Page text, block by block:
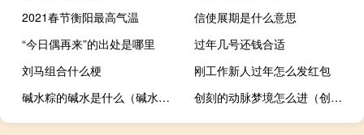
2021春节衡阳最高气温
信使展期是什么意思
“今日偶再来”的出处是哪里
过年几号还钱合适
刘马组合什么梗
刚工作新人过年怎么发红包
碱水粽的碱水是什么（碱水是什么）
创刻的动脉梦境怎么进（创刻的动脉）